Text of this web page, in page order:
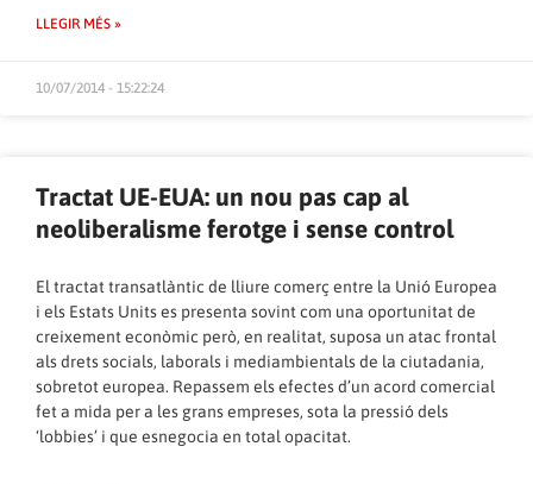
LLEGIR MÉS »
10/07/2014 - 15:22:24
Tractat UE-EUA: un nou pas cap al
neoliberalisme ferotge i sense control
El tractat transatlàntic de lliure comerç entre la Unió Europea
i els Estats Units es presenta sovint com una oportunitat de
creixement econòmic però, en realitat, suposa un atac frontal
als drets socials, laborals i mediambientals de la ciutadania,
sobretot europea. Repassem els efectes d’un acord comercial
fet a mida per a les grans empreses, sota la pressió dels
‘lobbies’ i que esnegocia en total opacitat.